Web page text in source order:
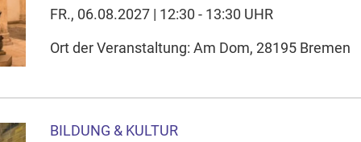
Gerät setzt, z.B. zwecks Reichweitenmessung und
Ihre Cookie-Einstellungen anpassen
FR., 06.08.2027 | 12:30 - 13:30 UHR
Ort der Veranstaltung: Am Dom, 28195 Bremen
BILDUNG & KULTUR